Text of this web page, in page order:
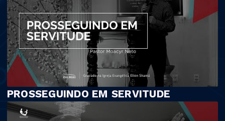
PROSSEGUINDO EM SERVITUDE